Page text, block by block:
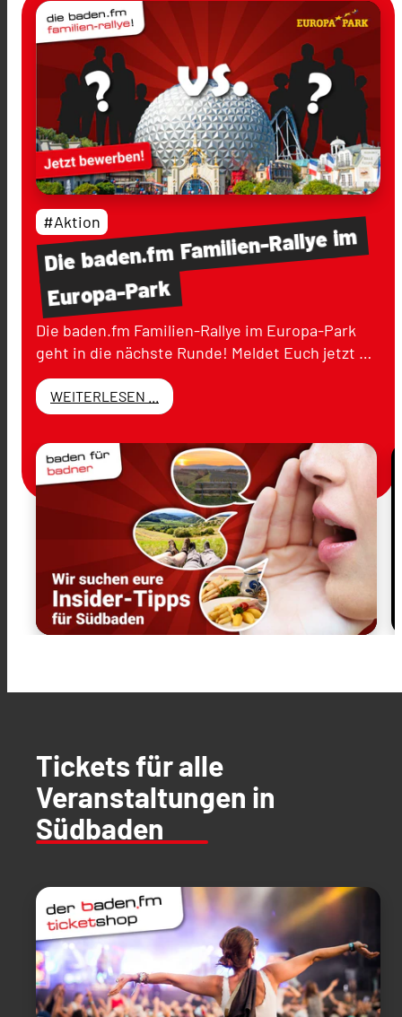
Diebaden.fmFamilien-Rallyeim
Europa-Park
#Aktion
Die baden.fm Familien-Rallye im Europa-Park
geht in die nächste Runde! Meldet Euch jetzt …
WEITERLESEN ...
Tickets für alle
Veranstaltungen in
Südbaden